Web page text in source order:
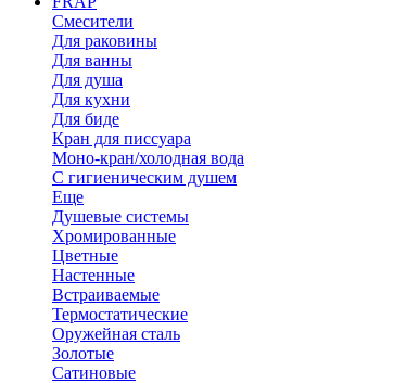
Смесители
Для раковины
Для ванны
Для душа
Для кухни
Для биде
Кран для писсуара
Моно-кран/холодная вода
С гигиеническим душем
Еще
Душевые системы
Хромированные
Цветные
Настенные
Встраиваемые
Термостатические
Оружейная сталь
Золотые
Сатиновые